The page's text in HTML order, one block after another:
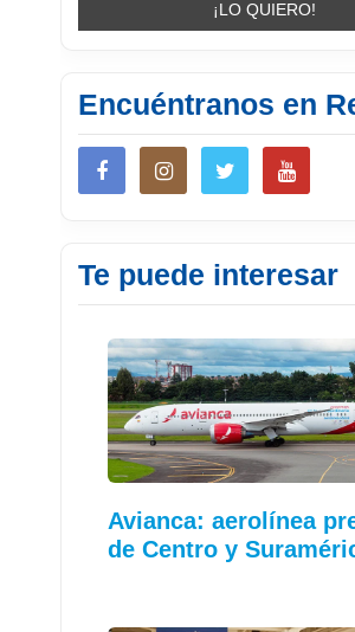
Encuéntranos en
Te puede interesar
Avianca: aerolínea
de Centro y